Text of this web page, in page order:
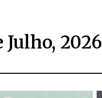
Julho, 2026